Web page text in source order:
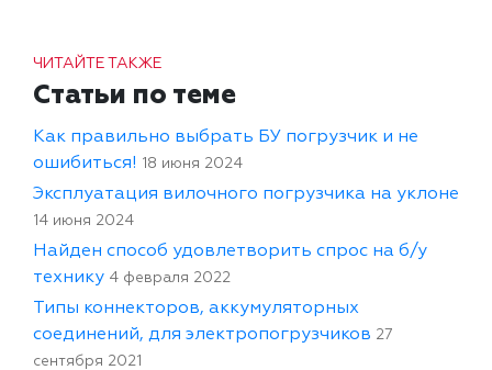
ЧИТАЙТЕ ТАКЖЕ
Статьи по теме
Как правильно выбрать БУ погрузчик и не
ошибиться! 18 июня 2024
Эксплуатация вилочного погрузчика на уклоне
14 июня 2024
Найден способ удовлетворить спрос на б/у
технику 4 февраля 2022
Типы коннекторов, аккумуляторных
соединений, для электропогрузчиков 27
сентября 2021